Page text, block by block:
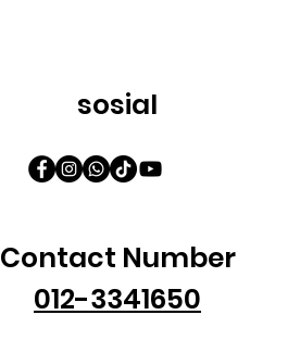
sosial
Contact Number
012-3341650